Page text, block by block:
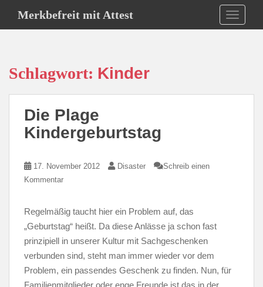
Merkbefreit mit Attest
Schlagwort: Kinder
Die Plage
Kindergeburtstag
17. November 2012 Disaster
Schreib einen
Kommentar
Regelmäßig taucht hier ein Problem auf, das
„Geburtstag“ heißt. Da diese Anlässe ja schon fast
prinzipiell in unserer Kultur mit Sachgeschenken
verbunden sind, steht man immer wieder vor dem
Problem, ein passendes Geschenk zu finden. Nun, für
Familienmitglieder oder enge Freunde ist das in der